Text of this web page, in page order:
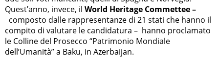
Quest’anno, invece, il World Heritage Commettee –
composto dalle rappresentanze di 21 stati che hanno il
compito di valutare le candidatura – hanno proclamato
le Colline del Prosecco “Patrimonio Mondiale
dell’Umanità” a Baku, in Azerbaijan.